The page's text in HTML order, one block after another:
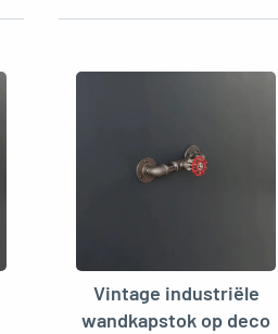
Vintage industriële
wandkapstok op deco